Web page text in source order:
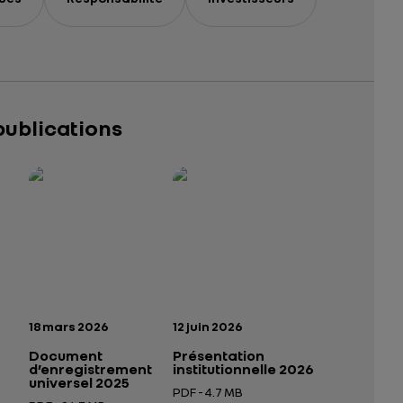
– 2026 — données structurées (JSON)
Date de publication:
18 mars 2026
Document
d’enregistrement
universel 2025
Date de publication:
12 juin 2026
Présentation
institutionnelle 2026
PDF - 4.7 MB
2026 — données structurées (JSON)